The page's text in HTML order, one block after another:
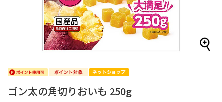
ゴン太の角切りおいも 250g